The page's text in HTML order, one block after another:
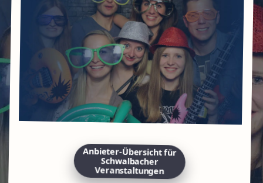
Anbieter-Übersicht für
Schwalbacher
Veranstaltungen